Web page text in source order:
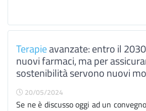
Terapieavanzate: entro il
nuovi farmaci, ma per
sostenibilità servono nuovi
20/05/2024
Se ne è discusso oggi ad un